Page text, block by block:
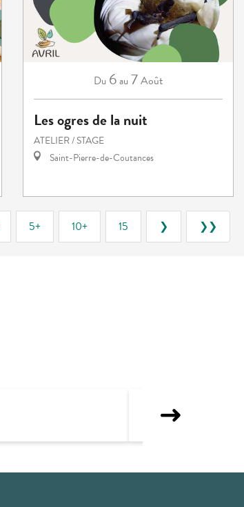
Du 6au7Août
Les ogres de la nuit
ATELIER / STAGE
Saint-Pierre-de-Coutances
5+ 10+ 15 ❯ ❯❯